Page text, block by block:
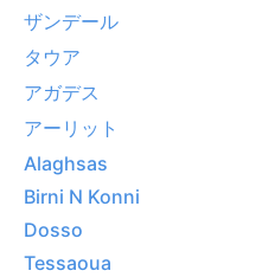
ザンデール
タウア
アガデス
アーリット
Alaghsas
Birni N Konni
Dosso
Tessaoua